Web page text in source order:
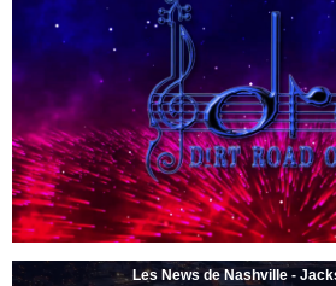
Les News de Nashville -